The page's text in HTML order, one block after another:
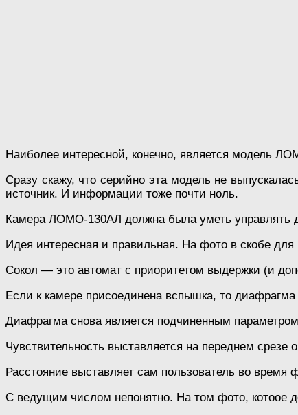
Наиболее интересной, конечно, является модель
Сразу скажу, что серийно эта модель не
источник. И информации тоже почти ноль.
Камера ЛОМО-130АЛ должна была уметь управлять
Идея интересная и правильная. На фото в скобе
Сокол — это автомат с приоритетом выдержки (и
Если к камере присоединена вспышка, то
Диафрагма снова является подчиненным
Чувствительность выставляется на переднем
Расстояние выставляет сам пользователь во время
С ведущим числом непонятно. На том фото, котоое